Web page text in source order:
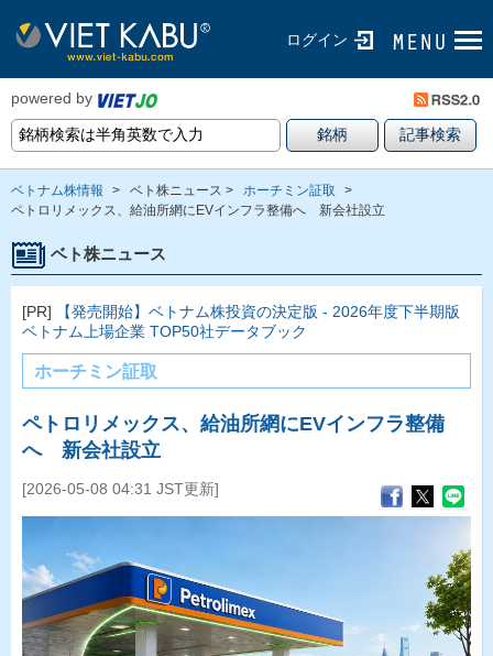
ログイン
powered by
ベトナム株情報 > ベト株ニュース > ホーチミン証取
>
ペトロリメックス、給油所網にEVインフラ整備へ 新会社設立
ベト株ニュース
[PR]
【発売開始】ベトナム株投資の決定版 - 2026年度下半期版
ベトナム上場企業 TOP50社データブック
ホーチミン証取
ペトロリメックス、給油所網にEVインフラ整備
へ 新会社設立
[2026-05-08 04:31 JST更新]